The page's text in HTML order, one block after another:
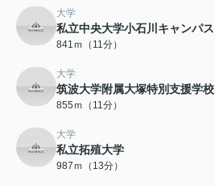
大学
私立中央大学小石川キャンパス
841ｍ（11分）
大学
筑波大学附属大塚特別支援学校
855ｍ（11分）
大学
私立拓殖大学
987ｍ（13分）